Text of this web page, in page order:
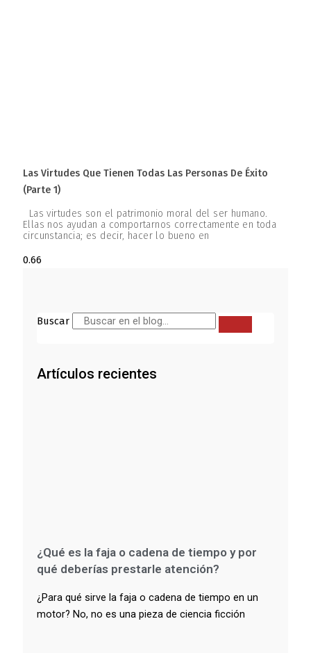
Las Virtudes Que Tienen Todas Las Personas De Éxito
(parte 1)
Las virtudes son el patrimonio moral del ser humano.
Ellas nos ayudan a comportarnos correctamente en toda
circunstancia; es decir, hacer lo bueno en
Buscar
Artículos recientes
¿Qué es la faja o cadena de tiempo y por
qué deberías prestarle atención?
¿Para qué sirve la faja o cadena de tiempo en un
motor? No, no es una pieza de ciencia ficción